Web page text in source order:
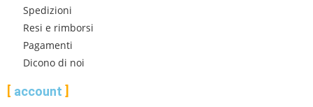
Spedizioni
Resi e rimborsi
Pagamenti
Dicono di noi
account